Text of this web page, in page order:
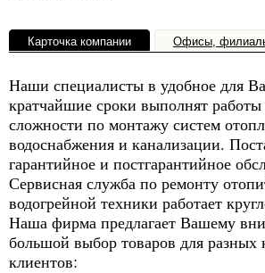
Карточка компании Офисы,
Наши специалисты в удобное для
кратчайшие сроки выполнят
сложности по монтажу систем
водоснабжения и канализации.
гарантийное и постгарантийное
Сервисная служба по ремонту
водогрейной техники работает
Наша фирма предлагает Вашему
большой выбор товаров для разных
клиентов: